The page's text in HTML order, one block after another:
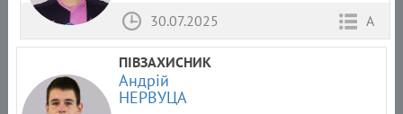
30.07.2025
А
ПІВЗАХИСНИК
Андрій
НЕРВУЦА